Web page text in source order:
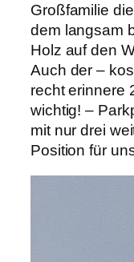
Großfamilie
dem langsam
Holz auf den
Auch der –
recht erinnere
wichtig! –
mit nur drei
Position für